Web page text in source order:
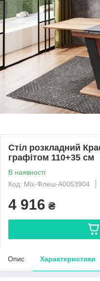
Стіл розкладний
графітом 110+35 см
В наявності
Код: Mix-Флеш-А0053904
4 916 ₴
Опис Характеристики